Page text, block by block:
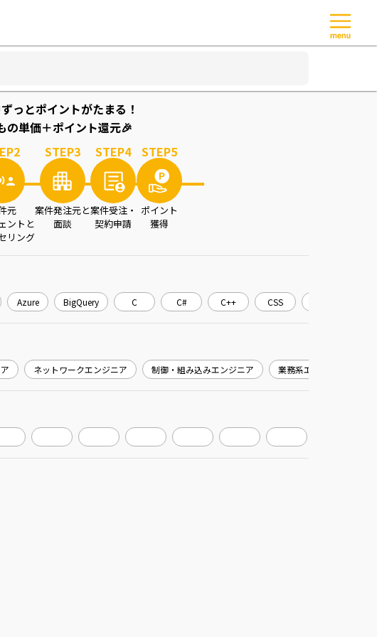
っとポイントがたまる！
の単価＋ポイント還元🎉
2
元
ントと
リング
STEP3
案件発注元と
面談
STEP4
案件受注・
契約申請
STEP5
ポイント
獲得
Azure BigQuery C C# C++ CSS
ネットワークエンジニア 制御・組み込みエンジニア 業務系エンジニア